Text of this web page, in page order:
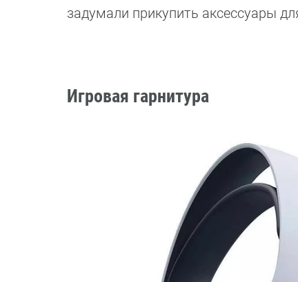
задумали прикупить аксессуары
Игровая гарнитура